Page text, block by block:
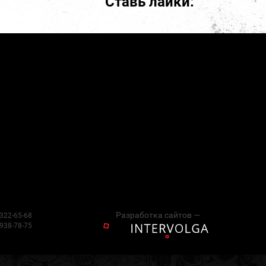
65-68
78-75
Разработка сайтов —